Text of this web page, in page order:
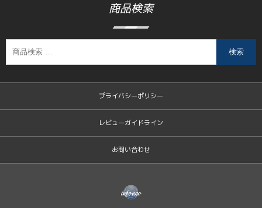
商品検索
検索
プライバシーポリシー
レビューガイドライン
お問い合わせ